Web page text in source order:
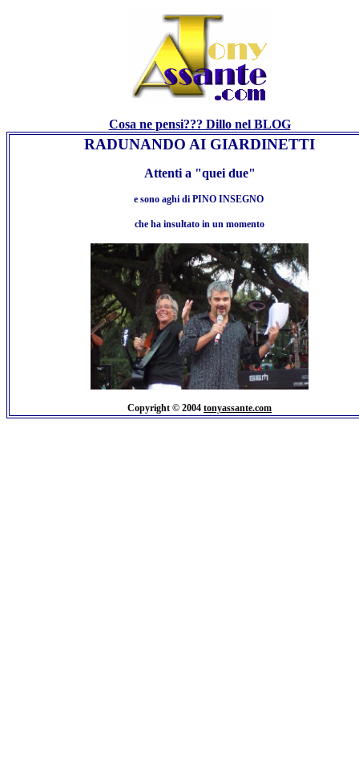
Cosa ne pensi??? Dillo nel BLOG
RADUNANDO AI GIARDINETTI
Attenti a "quei due"
e sono aghi di PINO INSEGNO
che ha insultato in un momento
Copyright © 2004 tonyassante.com